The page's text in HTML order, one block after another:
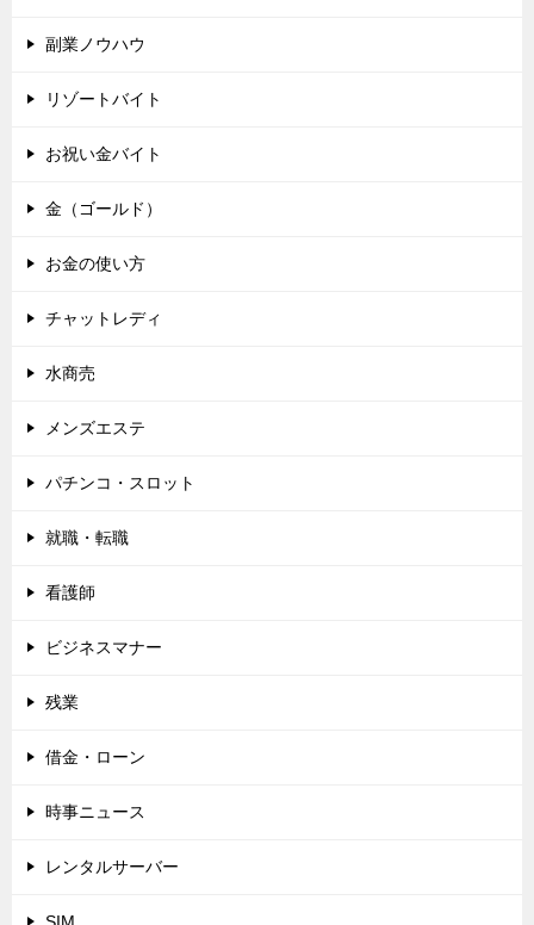
副業ノウハウ
リゾートバイト
お祝い金バイト
金（ゴールド）
お金の使い方
チャットレディ
水商売
メンズエステ
パチンコ・スロット
就職・転職
看護師
ビジネスマナー
残業
借金・ローン
時事ニュース
レンタルサーバー